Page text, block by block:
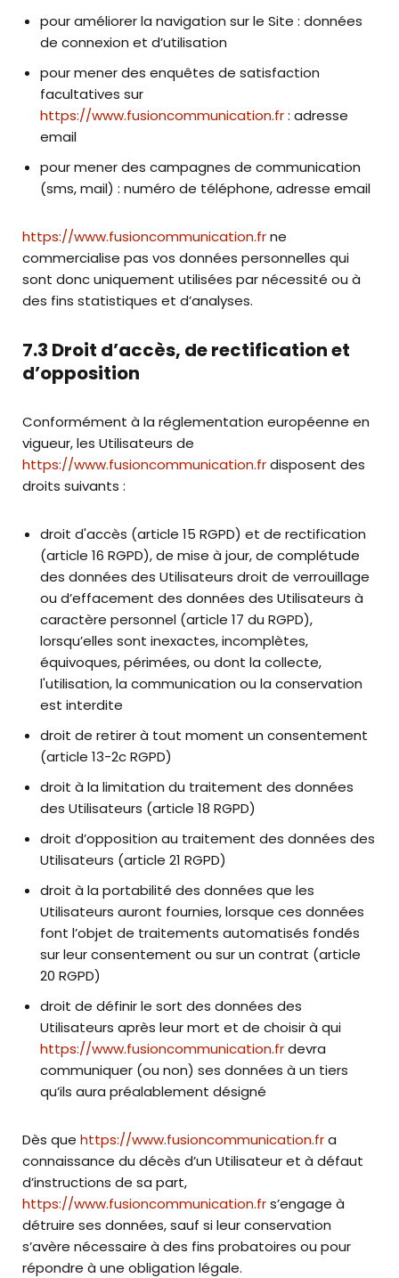
pour améliorer la navigation sur le Site : données
de connexion et d’utilisation
pour mener des enquêtes de satisfaction
facultatives sur
https://www.fusioncommunication.fr: adresse
email
pour mener des campagnes de communication
(sms, mail) : numéro de téléphone, adresse email
https://www.fusioncommunication.frne
commercialise pas vos données personnelles qui
sont donc uniquement utilisées par nécessité ou à
des fins statistiques et d’analyses.
7.3 Droit d’accès, de rectification et
d’opposition
Conformément à la réglementation européenne en
vigueur, les Utilisateurs de
https://www.fusioncommunication.frdisposent des
droits suivants :
droit d'accès (article 15 RGPD) et de rectification
(article 16 RGPD), de mise à jour, de complétude
des données des Utilisateurs droit de verrouillage
ou d’effacement des données des Utilisateurs à
caractère personnel (article 17 du RGPD),
lorsqu’elles sont inexactes, incomplètes,
équivoques, périmées, ou dont la collecte,
l'utilisation, la communication ou la conservation
est interdite
droit de retirer à tout moment un consentement
(article 13-2c RGPD)
droit à la limitation du traitement des données
des Utilisateurs (article 18 RGPD)
droit d’opposition au traitement des données des
Utilisateurs (article 21 RGPD)
droit à la portabilité des données que les
Utilisateurs auront fournies, lorsque ces données
font l’objet de traitements automatisés fondés
sur leur consentement ou sur un contrat (article
20 RGPD)
droit de définir le sort des données des
Utilisateurs après leur mort et de choisir à qui
https://www.fusioncommunication.frdevra
communiquer (ou non) ses données à un tiers
qu’ils aura préalablement désigné
Dès que https://www.fusioncommunication.fra
connaissance du décès d’un Utilisateur et à défaut
d’instructions de sa part,
https://www.fusioncommunication.frs’engage à
détruire ses données, sauf si leur conservation
s’avère nécessaire à des fins probatoires ou pour
répondre à une obligation légale.